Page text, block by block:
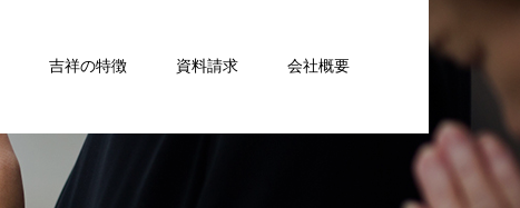
吉祥の特徴 資料請求 会社概要